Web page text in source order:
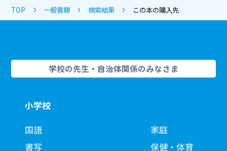
TOP 一般書籍 検索結果 この本の購入先
学校の先生・自治体関係のみなさま
小学校
国語
書写
家庭
保健・体育